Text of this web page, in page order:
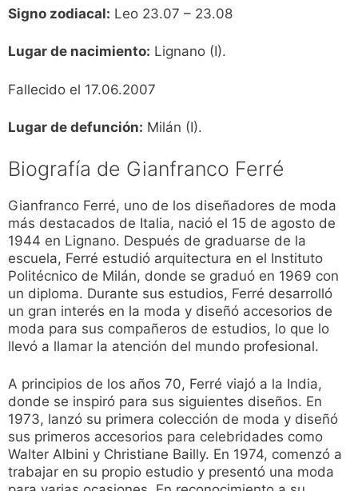
Signo zodiacal: Leo 23.07 – 23.08
Lugar de nacimiento: Lignano (I).
Fallecido el 17.06.2007
Lugar de defunción: Milán (I).
Biografía de Gianfranco Ferré
Gianfranco Ferré, uno de los diseñadores de moda
más destacados de Italia, nació el 15 de agosto de
1944 en Lignano. Después de graduarse de la
escuela, Ferré estudió arquitectura en el Instituto
Politécnico de Milán, donde se graduó en 1969 con
un diploma. Durante sus estudios, Ferré desarrolló
un gran interés en la moda y diseñó accesorios de
moda para sus compañeros de estudios, lo que lo
llevó a llamar la atención del mundo profesional.
A principios de los años 70, Ferré viajó a la India,
donde se inspiró para sus siguientes diseños. En
1973, lanzó su primera colección de moda y diseñó
sus primeros accesorios para celebridades como
Walter Albini y Christiane Bailly. En 1974, comenzó a
trabajar en su propio estudio y presentó una moda